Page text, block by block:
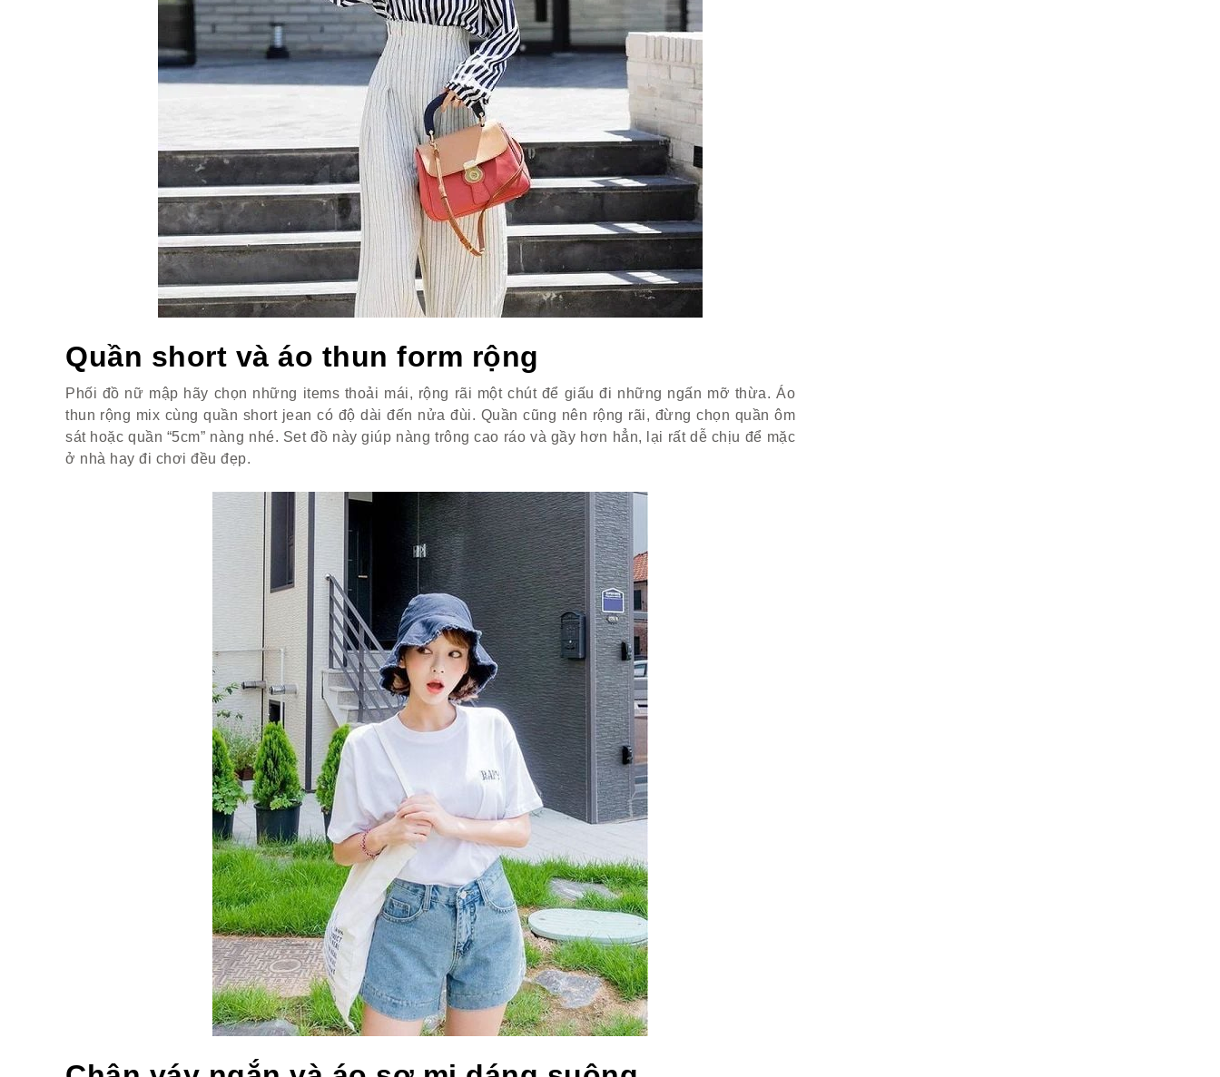
Quần short và áo thun form rộng
Phối đồ nữ mập hãy chọn những items thoải mái, rộng rãi một chút để giấu đi những ngấn mỡ thừa. Áo
thun rộng mix cùng quần short jean có độ dài đến nửa đùi. Quần cũng nên rộng rãi, đừng chọn quần ôm
sát hoặc quần “5cm” nàng nhé. Set đồ này giúp nàng trông cao ráo và gầy hơn hẳn, lại rất dễ chịu để mặc
ở nhà hay đi chơi đều đẹp.